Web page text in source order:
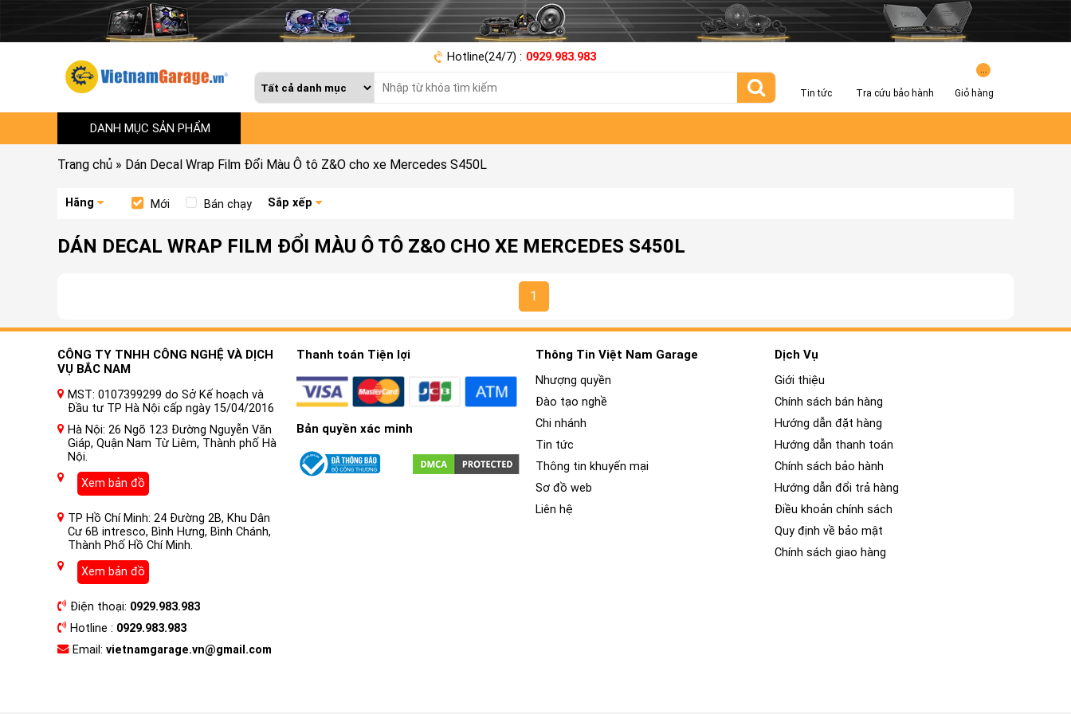
Hotline(24/7) : 0929.983.983
Tin tức Tra cứu bảo hành Giỏ hàng
DANH MỤC SẢN PHẨM
Trang chủ » Dán Decal Wrap Film Đổi Màu Ô tô Z&O cho xe Mercedes S450L
Hãng Mới Bán chạy Sắp xếp
DÁN DECAL WRAP FILM ĐỔI MÀU Ô TÔ Z&O CHO XE MERCEDES S450L
1
CÔNG TY TNHH CÔNG NGHỆ VÀ DỊCH
VỤ BẮC NAM
MST: 0107399299 do Sở Kế hoạch và
Đầu tư TP Hà Nội cấp ngày 15/04/2016
Hà Nội: 26 Ngõ 123 Đường Nguyễn Văn
Giáp, Quận Nam Từ Liêm, Thành phố Hà
Nội.
Xem bản đồ
TP Hồ Chí Minh: 24 Đường 2B, Khu Dân
Cư 6B intresco, Bình Hưng, Bình Chánh,
Thành Phố Hồ Chí Minh.
Xem bản đồ
Điện thoại: 0929.983.983
Hotline : 0929.983.983
Email: vietnamgarage.vn@gmail.com
Thanh toán Tiện lợi
Bản quyền xác minh
Thông Tin Việt Nam Garage
Nhượng quyền
Đào tạo nghề
Chi nhánh
Tin tức
Thông tin khuyến mại
Sơ đồ web
Liên hệ
Dịch Vụ
Giới thiệu
Chính sách bán hàng
Hướng dẫn đặt hàng
Hướng dẫn thanh toán
Chính sách bảo hành
Hướng dẫn đổi trả hàng
Điều khoản chính sách
Quy định về bảo mật
Chính sách giao hàng